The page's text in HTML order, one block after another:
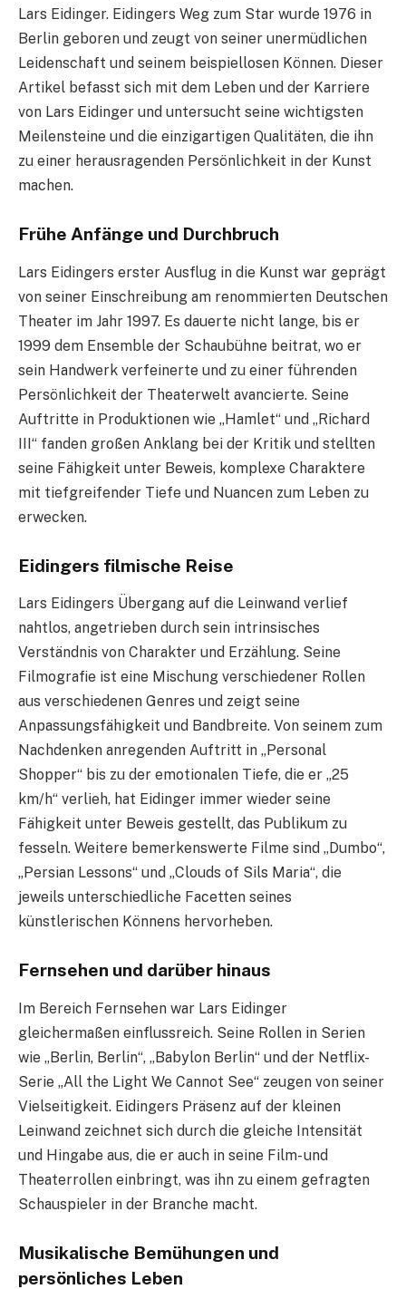
Lars Eidinger. Eidingers Weg zum Star wurde 1976 in
Berlin geboren und zeugt von seiner unermüdlichen
Leidenschaft und seinem beispiellosen Können. Dieser
Artikel befasst sich mit dem Leben und der Karriere
von Lars Eidinger und untersucht seine wichtigsten
Meilensteine und die einzigartigen Qualitäten, die ihn
zu einer herausragenden Persönlichkeit in der Kunst
machen.
Frühe Anfänge und Durchbruch
Lars Eidingers erster Ausflug in die Kunst war geprägt
von seiner Einschreibung am renommierten Deutschen
Theater im Jahr 1997. Es dauerte nicht lange, bis er
1999 dem Ensemble der Schaubühne beitrat, wo er
sein Handwerk verfeinerte und zu einer führenden
Persönlichkeit der Theaterwelt avancierte. Seine
Auftritte in Produktionen wie „Hamlet“ und „Richard
III“ fanden großen Anklang bei der Kritik und stellten
seine Fähigkeit unter Beweis, komplexe Charaktere
mit tiefgreifender Tiefe und Nuancen zum Leben zu
erwecken.
Eidingers filmische Reise
Lars Eidingers Übergang auf die Leinwand verlief
nahtlos, angetrieben durch sein intrinsisches
Verständnis von Charakter und Erzählung. Seine
Filmografie ist eine Mischung verschiedener Rollen
aus verschiedenen Genres und zeigt seine
Anpassungsfähigkeit und Bandbreite. Von seinem zum
Nachdenken anregenden Auftritt in „Personal
Shopper“ bis zu der emotionalen Tiefe, die er „25
km/h“ verlieh, hat Eidinger immer wieder seine
Fähigkeit unter Beweis gestellt, das Publikum zu
fesseln. Weitere bemerkenswerte Filme sind „Dumbo“,
„Persian Lessons“ und „Clouds of Sils Maria“, die
jeweils unterschiedliche Facetten seines
künstlerischen Könnens hervorheben.
Fernsehen und darüber hinaus
Im Bereich Fernsehen war Lars Eidinger
gleichermaßen einflussreich. Seine Rollen in Serien
wie „Berlin, Berlin“, „Babylon Berlin“ und der Netflix-
Serie „All the Light We Cannot See“ zeugen von seiner
Vielseitigkeit. Eidingers Präsenz auf der kleinen
Leinwand zeichnet sich durch die gleiche Intensität
und Hingabe aus, die er auch in seine Film- und
Theaterrollen einbringt, was ihn zu einem gefragten
Schauspieler in der Branche macht.
Musikalische Bemühungen und
persönliches Leben